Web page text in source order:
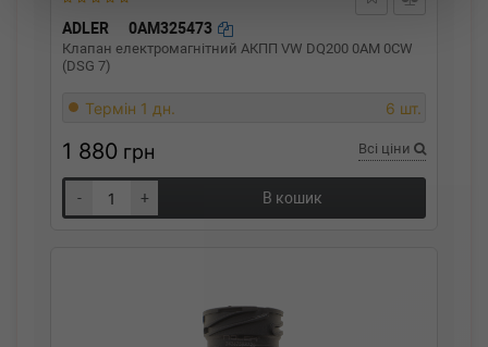
ADLER 0AM325473
Клапан електромагнітний АКПП VW DQ200 0AM 0CW
(DSG 7)
Термін 1 дн. 6 шт.
1 880 грн Всі ціни
- + В кошик